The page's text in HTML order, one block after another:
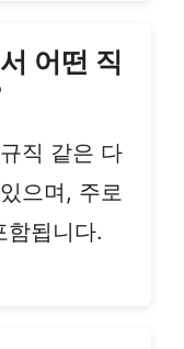
어떤 직
직 같은 다
으며, 주로
함됩니다.